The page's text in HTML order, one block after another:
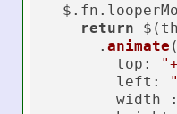
return
      .
animate
top :
left :
width